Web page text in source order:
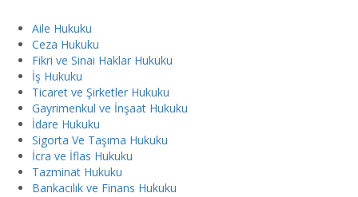
Aile Hukuku
Ceza Hukuku
Fikri ve Sinai Haklar Hukuku
İş Hukuku
Ticaret ve Şirketler Hukuku
Gayrimenkul ve İnşaat Hukuku
İdare Hukuku
Sigorta Ve Taşıma Hukuku
İcra ve İflas Hukuku
Tazminat Hukuku
Bankacılık ve Finans Hukuku